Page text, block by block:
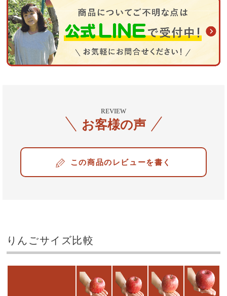
REVIEW
お客様の声
レビューを書く
りんごサイズ比較